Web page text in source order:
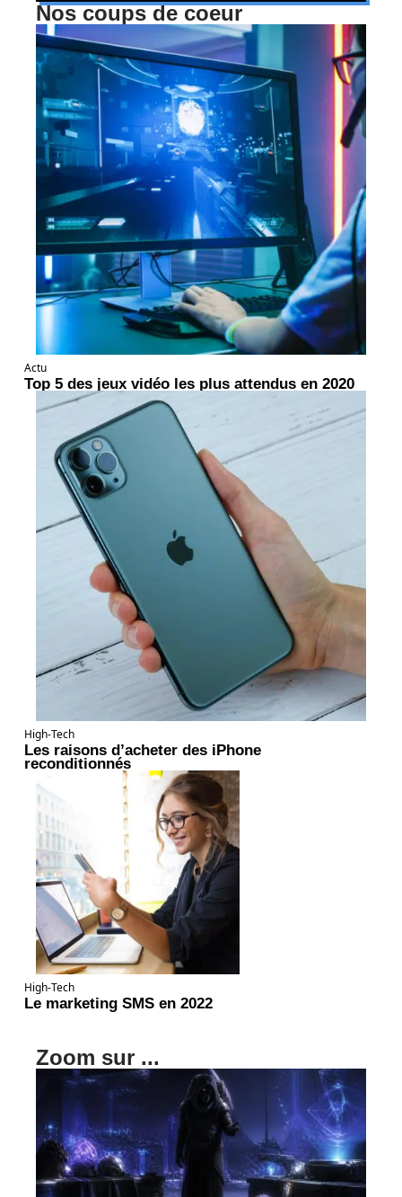
Nos coups de coeur
Actu
Top 5 des jeux vidéo les plus attendus en 2020
High-Tech
Les raisons d’acheter des iPhone
reconditionnés
High-Tech
Le marketing SMS en 2022
Zoom sur ...